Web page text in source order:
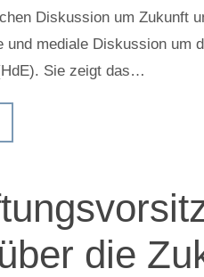
Diskussion um Zukunft
und mediale Diskussion um
Sie zeigt das…
die